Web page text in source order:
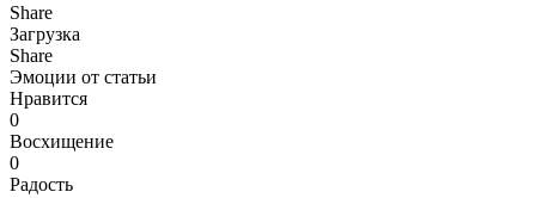
Share
Загрузка
Share
Эмоции от статьи
Нравится
0
Восхищение
0
Радость